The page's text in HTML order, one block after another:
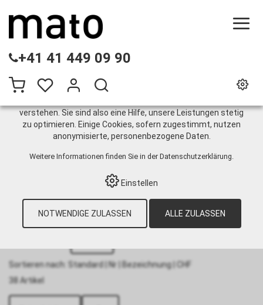
+41 41 449 09 90
Verbindestäbe PSG
GURTINSTANDHALTUNG
HEAVY DUTY FÖRDERGURTE ›
MASCHINENSYSTEME › VERBINDESTÄBE ›
VERBINDESTÄBE PSG
Sortieren nach: Standard Nr Bezeichnung|
CHF
38 Artikel
DIESE WEBSITE VERWENDET COOKIES
Wir nutzen auf unserer Website verschiedene Cookies:
Einige sind notwendig für den korrekten Betrieb der Website,
andere ermöglichen Ihnen mehr Funktionalitäten, und noch
verstehen. Sie sind also eine Hilfe, unsere Leistungen stetig
zu optimieren. Einige Cookies, sofern zugestimmt, nutzen
anonymisierte, personenbezogene Daten.
Weitere Informationen finden Sie in der Datenschutzerklärung.
Einstellen
NOTWENDIGE ZULASSEN ALLE ZULASSEN